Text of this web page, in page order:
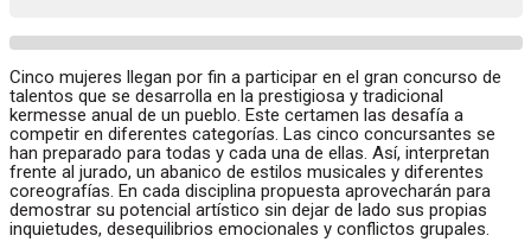
Cinco mujeres llegan por fin a participar en el gran concurso de
talentos que se desarrolla en la prestigiosa y tradicional
kermesse anual de un pueblo. Este certamen las desafía a
competir en diferentes categorías. Las cinco concursantes se
han preparado para todas y cada una de ellas. Así, interpretan
frente al jurado, un abanico de estilos musicales y diferentes
coreografías. En cada disciplina propuesta aprovecharán para
demostrar su potencial artístico sin dejar de lado sus propias
inquietudes, desequilibrios emocionales y conflictos grupales.